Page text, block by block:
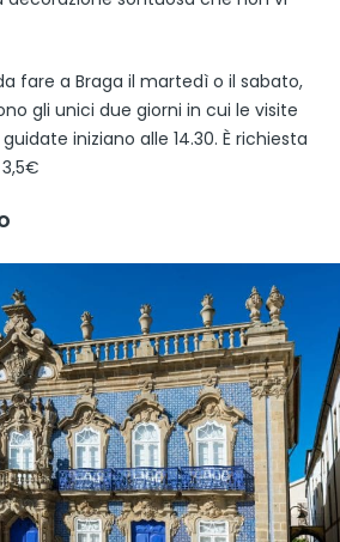
fare a Braga il martedì o il sabato,
gli unici due giorni in cui le visite
iniziano alle 14.30. È richiesta